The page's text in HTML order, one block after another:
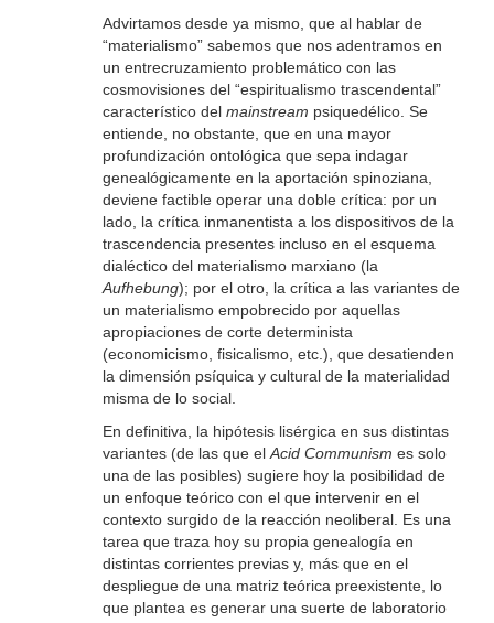
Advirtamos desde ya mismo, que al hablar de
“materialismo” sabemos que nos adentramos en
un entrecruzamiento problemático con las
cosmovisiones del “espiritualismo trascendental”
característico del mainstream psiquedélico. Se
entiende, no obstante, que en una mayor
profundización ontológica que sepa indagar
genealógicamente en la aportación spinoziana,
deviene factible operar una doble crítica: por un
lado, la crítica inmanentista a los dispositivos de la
trascendencia presentes incluso en el esquema
dialéctico del materialismo marxiano (la
Aufhebung); por el otro, la crítica a las variantes de
un materialismo empobrecido por aquellas
apropiaciones de corte determinista
(economicismo, fisicalismo, etc.), que desatienden
la dimensión psíquica y cultural de la materialidad
misma de lo social.
En definitiva, la hipótesis lisérgica en sus distintas
variantes (de las que el Acid Communism es solo
una de las posibles) sugiere hoy la posibilidad de
un enfoque teórico con el que intervenir en el
contexto surgido de la reacción neoliberal. Es una
tarea que traza hoy su propia genealogía en
distintas corrientes previas y, más que en el
despliegue de una matriz teórica preexistente, lo
que plantea es generar una suerte de laboratorio